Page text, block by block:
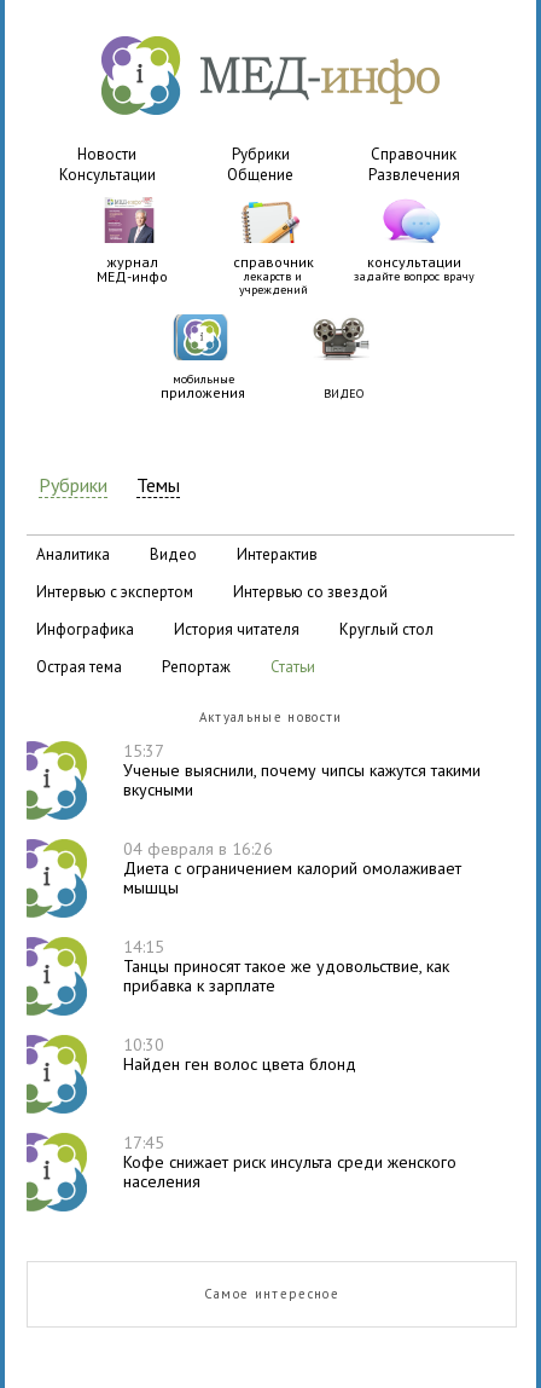
Новости Рубрики
Справочник
Консультации
Общение Развлечения
журнал
МЕД-инфо
справочник
лекарств и
учреждений
консультации
задайте вопрос врачу
мобильные
приложения ВИДЕО
Рубрики Темы
аналитика видео
интерактив
интервью с экспертом
интервью со звездой
инфографика
история читателя
круглый стол
острая тема
репортаж статьи
Актуальные новости
15:37
Ученые выяснили, почему чипсы кажутся такими
вкусными
04 февраля в 16:26
Диета с ограничением калорий омолаживает
мышцы
14:15
Танцы приносят такое же удовольствие, как
прибавка к зарплате
10:30
Найден ген волос цвета блонд
17:45
Кофе снижает риск инсульта среди женского
населения
Самое интересное